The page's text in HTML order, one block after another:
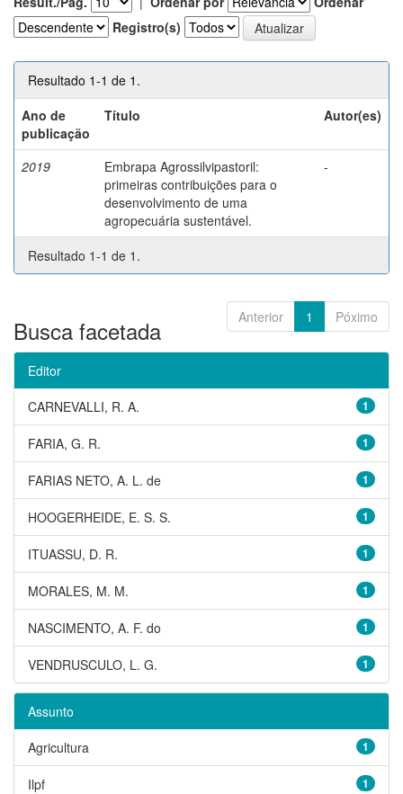
Registro(s)
Resultado 1-1 de 1.
Ano de
publicação
Título Autor(es)
2019
Embrapa Agrossilvipastoril:
primeiras contribuições para o
desenvolvimento de uma
agropecuária sustentável.
-
Resultado 1-1 de 1.
Anterior 1 Póximo
Busca facetada
Editor
1
CARNEVALLI, R. A.
1
FARIA, G. R.
1
FARIAS NETO, A. L. de
1
HOOGERHEIDE, E. S. S.
1
ITUASSU, D. R.
1
MORALES, M. M.
1
NASCIMENTO, A. F. do
1
VENDRUSCULO, L. G.
Assunto
1
Agricultura
1
Ilpf